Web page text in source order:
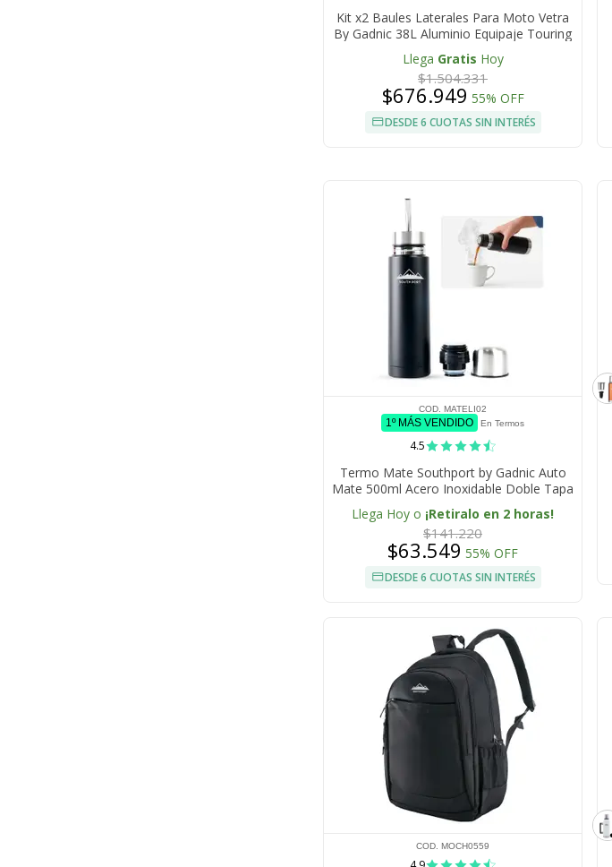
Kit x2 Baules Laterales Para Moto Vetra
By Gadnic 38L Aluminio Equipaje Touring
Universal
Llega Gratis Hoy
$1.504.331
$676.949 55% OFF
DESDE 6 CUOTAS SIN INTERÉS
COD. MATELI02
1º MÁS VENDIDO En Termos
4.5
Termo Mate Southport by Gadnic Auto
Mate 500ml Acero Inoxidable Doble Tapa
Llega Hoy o ¡Retiralo en 2 horas!
$141.220
$63.549 55% OFF
DESDE 6 CUOTAS SIN INTERÉS
COD. MOCH0559